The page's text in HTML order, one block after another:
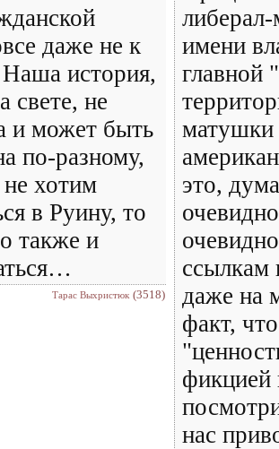
даже не к
история,
свете, не
и может быть
по-разному,
хотим
в Руину, то
также и
Тарас Выхристюк (3518)
имени
главной
матушки
это,
даже на
факт,
фикцией
нас